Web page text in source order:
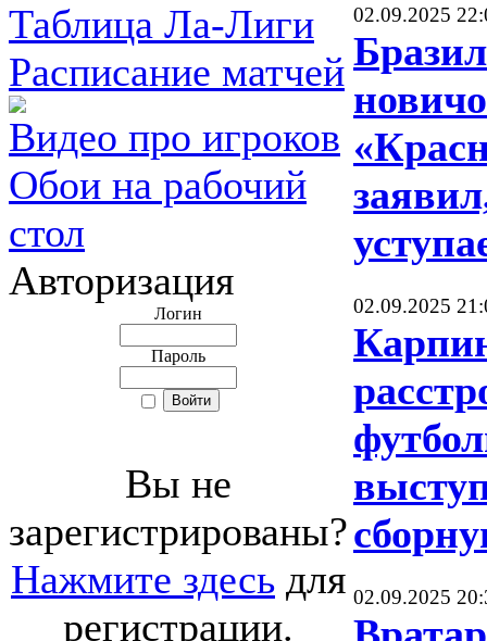
Таблица Ла-Лиги
Расписание матчей
Видео про игроков
Обои на рабочий
стол
Авторизация
Логин
Пароль
Вы не
зарегистрированы?
Нажмите здесь для
регистрации.
02.09.2025
02.09.2025
02.09.2025